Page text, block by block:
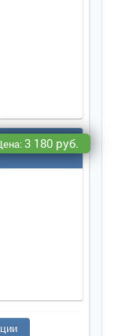
3 180 руб.